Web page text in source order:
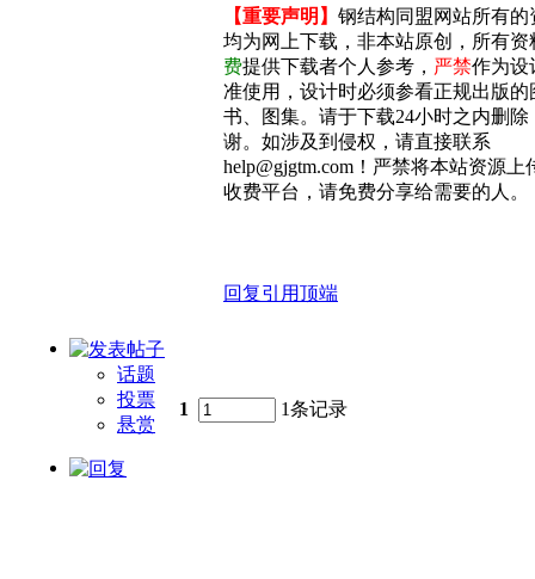
【重要声明】 钢结构同盟网站所有的
均为网上下载，非本站原创，所有资
费提供下载者个人参考， 严禁作为设
准使用，设计时必须参看正规出版的
书、图集。请于下载24小时之内删除
谢。如涉及到侵权，请直接联系
help@gjgtm.com！严禁将本站资源上
收费平台，请免费分享给需要的人。
回复引用顶端
话题
投票
悬赏
1 1条记录